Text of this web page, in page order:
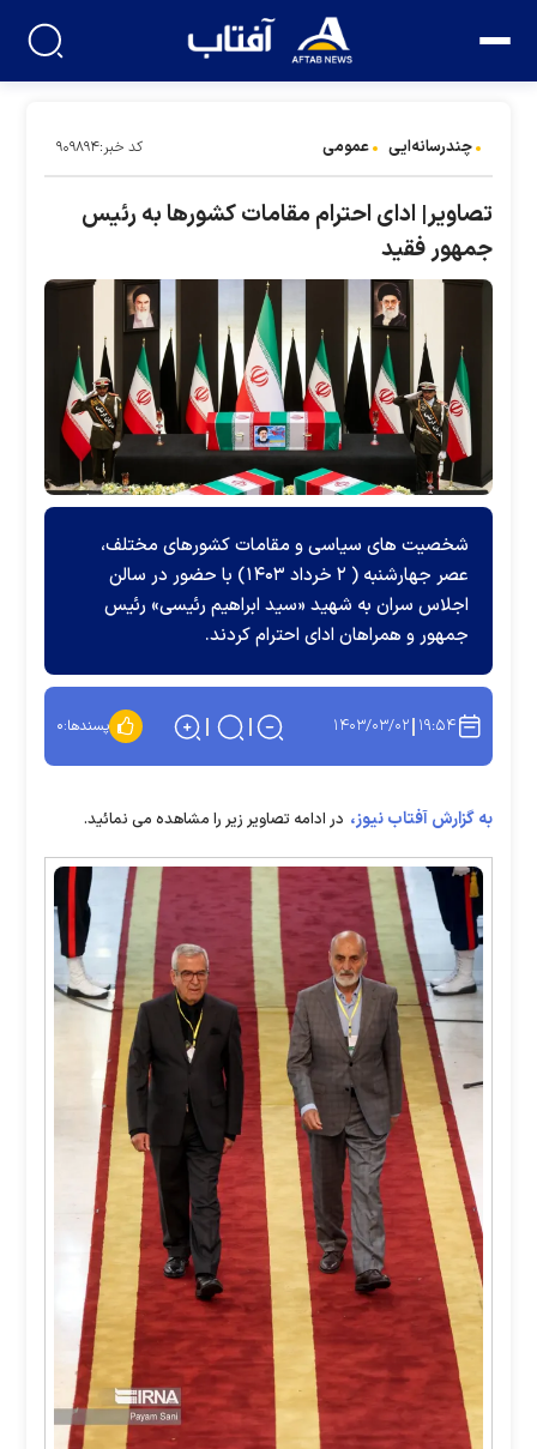
چندرسانه‌ایی عمومی کد خبر:۹۰۹۸۹۴
تصاویر| ادای احترام مقامات کشورها به رئیس
جمهور فقید
شخصیت های سیاسی و مقامات کشورهای مختلف،
عصر جهارشنبه ( ۲ خرداد ۱۴۰۳) با حضور در سالن
اجلاس سران به شهید «سید ابراهیم رئیسی» رئیس
جمهور و همراهان ادای احترام کردند.
۱۹:۵۴ ۱۴۰۳/۰۳/۰۲ پسندها:۰
به گزارش آفتاب نیوز، در ادامه تصاویر زیر را مشاهده می نمائید.